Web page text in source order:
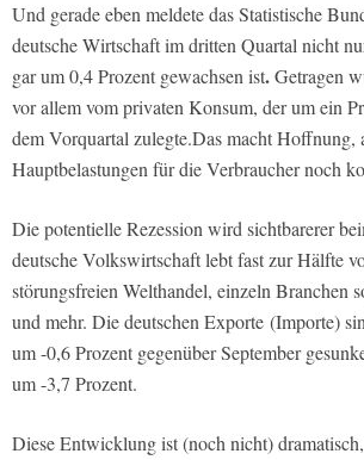
Und gerade eben meldete das Statistische
deutsche Wirtschaft im dritten Quartal nicht
gar um 0,4 Prozent gewachsen ist.Getragen
vor allem vom privaten Konsum, der um ein
dem Vorquartal zulegte.Das macht Hoffnung,
Hauptbelastungen für die Verbraucher noch
Die potentielle Rezession wird sichtbarerer
deutsche Volkswirtschaft lebt fast zur Hälfte
störungsfreien Welthandel, einzeln Branchen
und mehr. Die deutschen Exporte (Importe)
um -0,6 Prozent gegenüber September
um -3,7 Prozent.
Diese Entwicklung ist (noch nicht)